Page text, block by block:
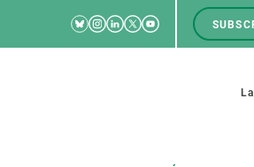
RRSS
Bluesky
Instagram
Linkedin
TwitterYoutube
top